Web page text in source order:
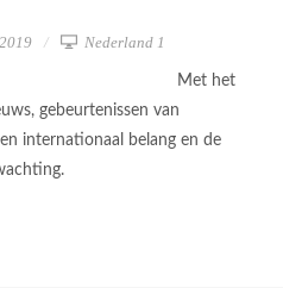
Nederland 1
Met het
gebeurtenissen van
internationaal belang en de